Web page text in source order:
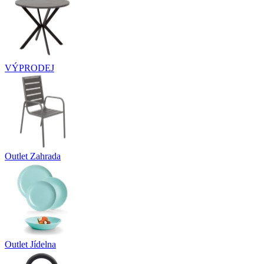
VÝPRODEJ
Outlet Zahrada
Outlet Jídelna